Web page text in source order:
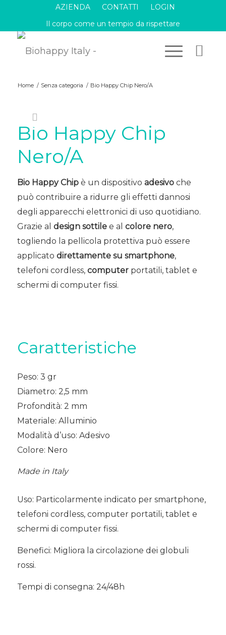
AZIENDA CONTATTI
LOGIN
Il corpo come un tempio da rispettare
Home / Senza categoria / Bio Happy Chip Nero/A
Bio Happy Chip
Nero/A
Bio Happy Chipè un dispositivo adesivoche
può contribuire a ridurre gli effetti dannosi
degli apparecchi elettronici di uso quotidiano.
Grazie al design sottile e al colore nero,
togliendo la pellicola protettiva può essere
applicato direttamente su smartphone,
telefoni cordless, computer portatili, tablet e
schermi di computer fissi.
Caratteristiche
Peso: 3 gr
Diametro: 2,5 mm
Profondità: 2 mm
Materiale: Alluminio
Modalità d’uso: Adesivo
Colore: Nero
Made in Italy
Uso: Particolarmente indicato per smartphone,
telefoni cordless, computer portatili, tablet e
schermi di computer fissi.
Benefici: Migliora la circolazione dei globuli
rossi.
Tempi di consegna: 24/48h